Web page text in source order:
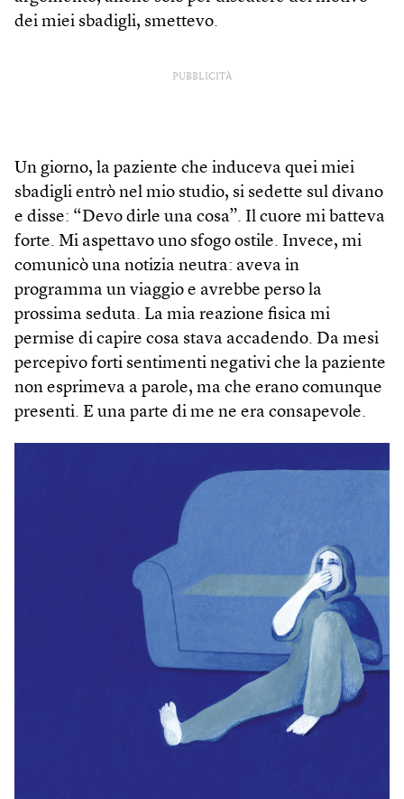
dei miei sbadigli, smettevo.
PUBBLICITÀ
Un giorno, la paziente che induceva quei miei
sbadigli entrò nel mio studio, si sedette sul divano
e disse: “Devo dirle una cosa”. Il cuore mi batteva
forte. Mi aspettavo uno sfogo ostile. Invece, mi
comunicò una notizia neutra: aveva in
programma un viaggio e avrebbe perso la
prossima seduta. La mia reazione fisica mi
permise di capire cosa stava accadendo. Da mesi
percepivo forti sentimenti negativi che la paziente
non esprimeva a parole, ma che erano comunque
presenti. E una parte di me ne era consapevole.